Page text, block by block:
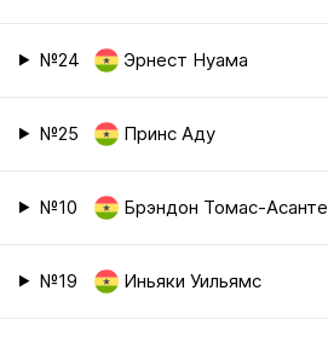
№24 Эрнест Нуама
№25 Принс Аду
№10 Брэндон Томас-Асанте
№19 Иньяки Уильямс